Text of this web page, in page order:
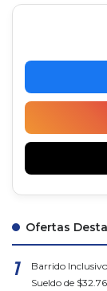
Ofertas
Barrido
Sueldo de